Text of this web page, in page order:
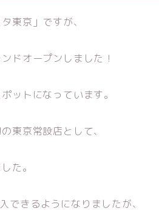
東京」ですが、
ドオープンしました！
ットになっています。
東京常設店として、
た。
できるようになりましたが、